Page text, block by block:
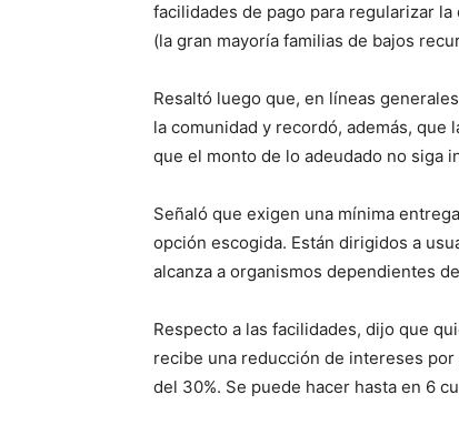
facilidades de pago para regularizar
(la gran mayoría familias de bajos
Resaltó luego que, en líneas
la comunidad y recordó, además,
que el monto de lo adeudado no siga
Señaló que exigen una mínima
opción escogida. Están dirigidos a
alcanza a organismos dependientes
Respecto a las facilidades, dijo que
recibe una reducción de intereses
del 30%. Se puede hacer hasta en 6